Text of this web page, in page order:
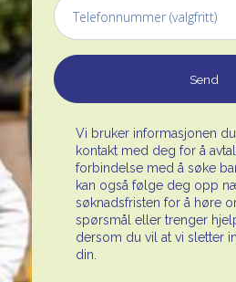
Vi bruker informasjonen
kontakt med deg for å
forbindelse med å søke
kan også følge deg opp
søknadsfristen for å høre
spørsmål eller trenger
dersom du vil at vi sletter
din.